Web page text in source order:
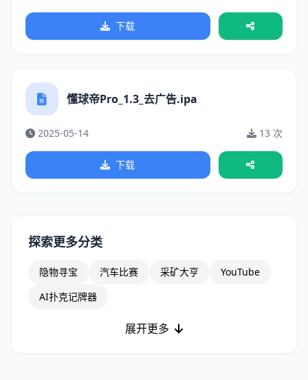
下载
懂球帝Pro_1.3_去广告.ipa
2025-05-14 13 次
下载
探索更多分类
隐物寻宝 汽车比赛 采矿大亨
YouTube
AI扑克记牌器
展开更多